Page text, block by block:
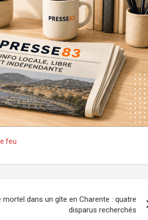
feu
mortel dans un gîte en Charente : quatre
disparus recherchés